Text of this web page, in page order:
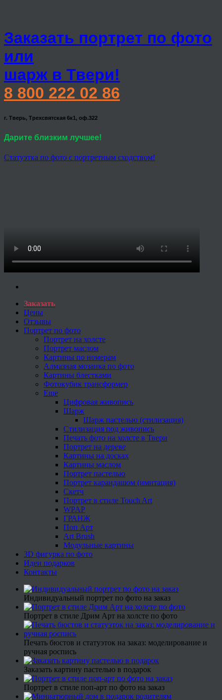
Заказать портрет по фото
или
шарж в Твери!
8 800 222 02 86
г. Тверь, Трехсвятская 6к1, оф.322
Дарите близким лучшее!
Статуэтка по фото с портретным сходством!
Заказать
Цены
Отзывы
Портрет по фото
Портрет на холсте
Портрет маслом
Картины по номерам
Алмазная мозаика по фото
Картины блестками
Фотокубик трансформер
Еще
Цифровая живопись
Шарж
Шарж пастелью (стилизация)
Стилизация под живопись
Печать фото на холсте в Твери
Портрет на дереве
Картины на досках
Картины маслом
Портрет пастелью
Портрет карандашом (имитация)
Скетч
Портрет в стиле Touch Art
WPAP
ГРАНЖ
Поп Арт
Art Brush
Модульные картины
3D фигурка по фото
Идеи подарков
Контакты
Индивидуальный портрет по фото на заказ
Портрет в стиле Дрим Арт на холсте по фото
Печать бюстов и статуэток на заказ: моделирование и
ручная роспись
Заказать картину пастелью в подарок
Портрет в стиле поп-арт по фото на заказ